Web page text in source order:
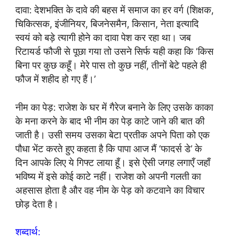
दावा: देशभक्ति के दावे की बहस में समाज का हर वर्ग (शिक्षक,
चिकित्सक, इंजीनियर, बिजनेसमैन, किसान, नेता इत्यादि
स्वयं को बड़े त्यागी होने का दावा पेश कर रहा था। जब
रिटायर्ड फौजी से पूछा गया तो उसने सिर्फ यही कहा कि ‘किस
बिना पर कुछ कहूँ। मेरे पास तो कुछ नहीं, तीनों बेटे पहले ही
फौज में शहीद हो गए हैं।’
नीम का पेड़: राजेश के घर में गैरेज बनाने के लिए उसके काका
के मना करने के बाद भी नीम का पेड़ काटे जाने की बात की
जाती है। उसी समय उसका बेटा प्रतीक अपने पिता को एक
पौधा भेंट करते हुए कहता है कि पापा आज मैं ‘फादर्स डे’ के
दिन आपके लिए ये गिफ्ट लाया हूँ। इसे ऐसी जगह लगाएँ जहाँ
भविष्य में इसे कोई काटे नहीं। राजेश को अपनी गलती का
अहसास होता है और वह नीम के पेड़ को कटवाने का विचार
छोड़ देता है।
शब्दार्थ: